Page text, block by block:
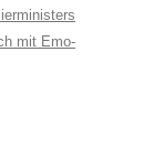
mit Emo-